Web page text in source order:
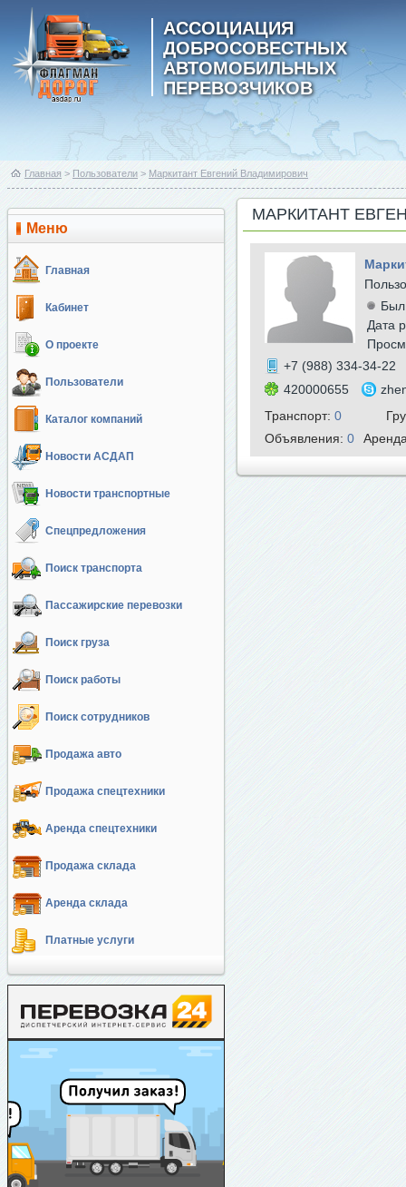
АССОЦИАЦИЯ
ДОБРОСОВЕСТНЫХ
АВТОМОБИЛЬНЫХ
ПЕРЕВОЗЧИКОВ
Главная > Пользователи > Маркитант Евгений Владимирович
Меню
Главная
Кабинет
О проекте
Пользователи
Каталог компаний
Новости АСДАП
Новости транспортные
Спецпредложения
Поиск транспорта
Пассажирские перевозки
Поиск груза
Поиск работы
Поиск сотрудников
Продажа авто
Продажа спецтехники
Аренда спецтехники
Продажа склада
Аренда склада
Платные услуги
МАРКИТАНТ
Был
Дата
+7 (988) 334-34-22
420000655
Транспорт: 0
Объявления: 0